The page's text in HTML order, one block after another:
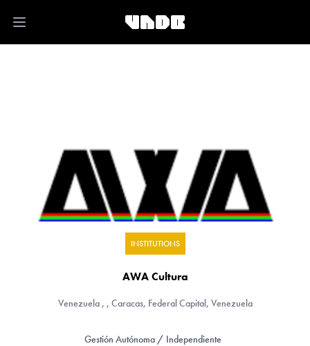
Open main menu
INSTITUTIONS
AWA Cultura
Venezuela, , Caracas, Federal Capital, Venezuela
Gestión Autónoma / Independiente